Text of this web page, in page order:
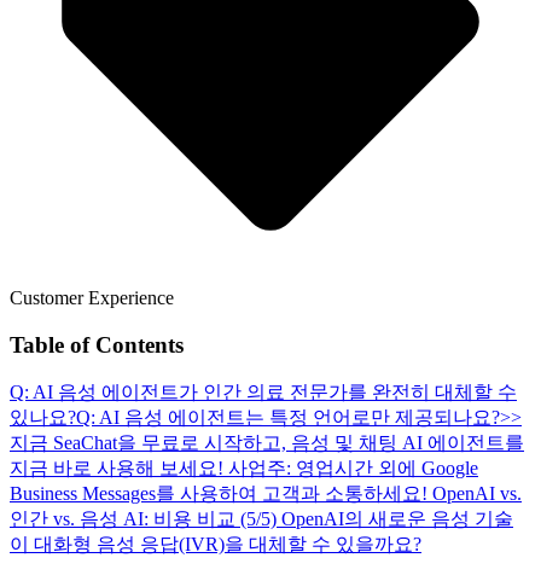
Customer Experience
Table of Contents
Q: AI 음성 에이전트가 인간 의료 전문가를 완전히 대체할 수
있나요?Q: AI 음성 에이전트는 특정 언어로만 제공되나요?>>
지금 SeaChat을 무료로 시작하고, 음성 및 채팅 AI 에이전트를
지금 바로 사용해 보세요! 사업주: 영업시간 외에 Google
Business Messages를 사용하여 고객과 소통하세요! OpenAI vs.
인간 vs. 음성 AI: 비용 비교 (5/5) OpenAI의 새로운 음성 기술
이 대화형 음성 응답(IVR)을 대체할 수 있을까요?